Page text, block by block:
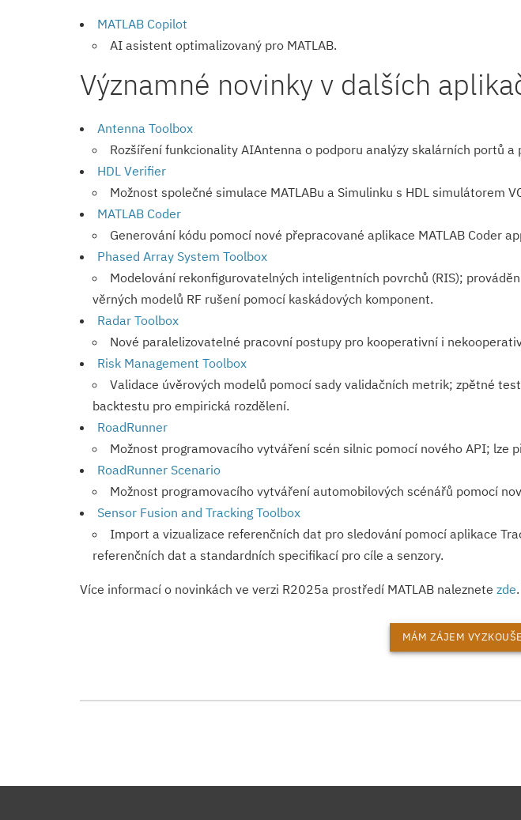
MATLAB Copilot
AI asistent optimalizovaný pro MATLAB.
Významné novinky v dalších
Antenna Toolbox
Rozšíření funkcionality AIAntenna o podporu analýzy skalárních portů a
HDL Verifier
Možnost společné simulace MATLABu a Simulinku s HDL simulátorem
MATLAB Coder
Generování kódu pomocí nové přepracované aplikace MATLAB Coder
Phased Array System Toolbox
Modelování rekonfigurova­telných inteligentních povrchů (RIS);
věrných modelů RF rušení pomocí kaskádových komponent.
Radar Toolbox
Nové paralelizovatelné pracovní postupy pro kooperativní i
Risk Management Toolbox
Validace úvěrových modelů pomocí sady validačních metrik; zpětné
backtestu pro empirická rozdělení.
RoadRunner
Možnost programovacího vytváření scén silnic pomocí nového API; lze
RoadRunner Scenario
Možnost programovacího vytváření automobilových scénářů pomocí
Sensor Fusion and Tracking Toolbox
Import a vizualizace referenčních dat pro sledování pomocí aplikace
referenčních dat a standardních specifikací pro cíle a senzory.
Více informací o novinkách ve verzi R2025a prostředí MATLAB naleznete zde
MÁM ZÁJEM